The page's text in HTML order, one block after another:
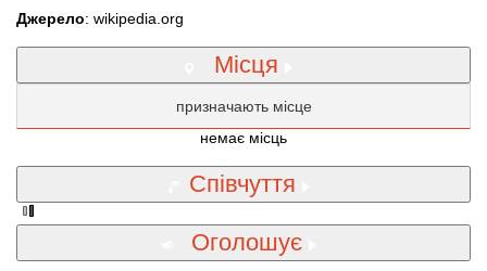
Джерело: wikipedia.org
Місця
призначають місце
немає місць
Співчуття
Оголошує